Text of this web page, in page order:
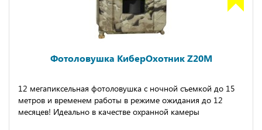
Фотоловушка КиберОхотник Z20M
12 мегапиксельная фотоловушка с ночной съемкой до 15
метров и временем работы в режиме ожидания до 12
месяцев! Идеально в качестве охранной камеры